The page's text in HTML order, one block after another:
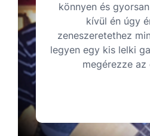
könnyen és
kívül én úgy
zeneszeretethez
legyen egy kis lelki
megérezze az